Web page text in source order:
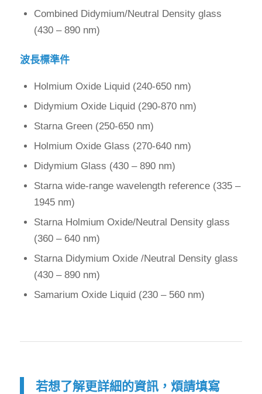
Combined Didymium/Neutral Density glass
(430 – 890 nm)
波長標準件
Holmium Oxide Liquid (240-650 nm)
Didymium Oxide Liquid (290-870 nm)
Starna Green (250-650 nm)
Holmium Oxide Glass (270-640 nm)
Didymium Glass (430 – 890 nm)
Starna wide-range wavelength reference (335 –
1945 nm)
Starna Holmium Oxide/Neutral Density glass
(360 – 640 nm)
Starna Didymium Oxide /Neutral Density glass
(430 – 890 nm)
Samarium Oxide Liquid (230 – 560 nm)
若想了解更詳細的資訊，煩請填寫